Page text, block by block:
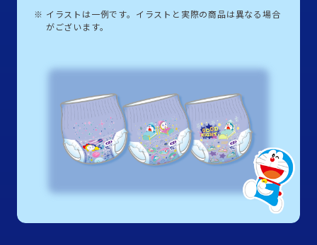
※ イラストは一例です。イラストと実際の商品は異なる場合
がございます。